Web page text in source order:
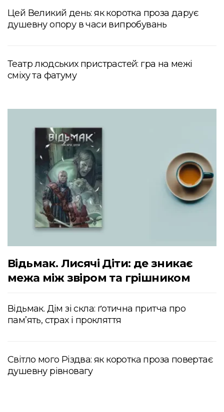
Цей Великий день: як коротка проза дарує
душевну опору в часи випробувань
Театр людських пристрастей: гра на межі
сміху та фатуму
Відьмак. Лисячі Діти: де зникає
межа між звіром та грішником
Відьмак. Дім зі скла: ґотична притча про
пам’ять, страх і прокляття
Світло мого Різдва: як коротка проза повертає
душевну рівновагу